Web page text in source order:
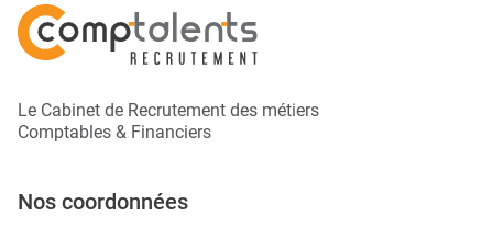
Le Cabinet de Recrutement des métiers
Comptables & Financiers
Nos coordonnées